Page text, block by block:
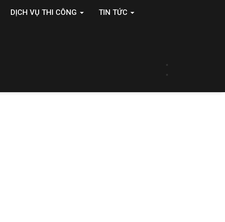
DỊCH VỤ THI CÔNG TIN TỨC